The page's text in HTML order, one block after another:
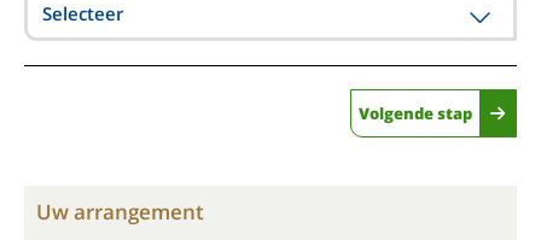
Selecteer
Volgende stap
Uw arrangement